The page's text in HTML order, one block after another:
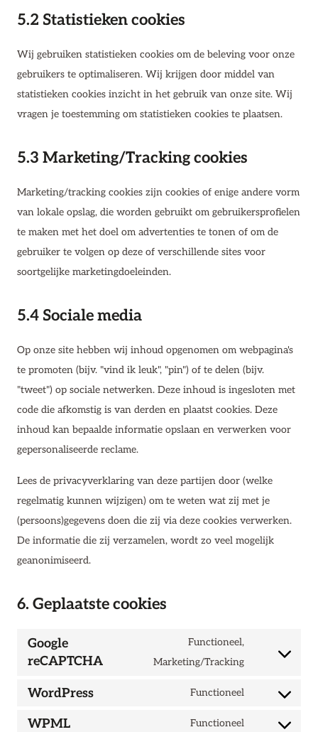
5.2 Statistieken cookies
Wij gebruiken statistieken cookies om de beleving voor onze
gebruikers te optimaliseren. Wij krijgen door middel van
statistieken cookies inzicht in het gebruik van onze site. Wij
vragen je toestemming om statistieken cookies te plaatsen.
5.3 Marketing/Tracking cookies
Marketing/tracking cookies zijn cookies of enige andere vorm
van lokale opslag, die worden gebruikt om gebruikersprofielen
te maken met het doel om advertenties te tonen of om de
gebruiker te volgen op deze of verschillende sites voor
soortgelijke marketingdoeleinden.
5.4 Sociale media
Op onze site hebben wij inhoud opgenomen om webpagina's
te promoten (bijv. "vind ik leuk", "pin") of te delen (bijv.
"tweet") op sociale netwerken. Deze inhoud is ingesloten met
code die afkomstig is van derden en plaatst cookies. Deze
inhoud kan bepaalde informatie opslaan en verwerken voor
gepersonaliseerde reclame.
Lees de privacyverklaring van deze partijen door (welke
regelmatig kunnen wijzigen) om te weten wat zij met je
(persoons)gegevens doen die zij via deze cookies verwerken.
De informatie die zij verzamelen, wordt zo veel mogelijk
geanonimiseerd.
6. Geplaatste cookies
Google
reCAPTCHA
Functioneel,
Marketing/Tracking
Consent
service
google-
WordPress Functioneel
Consent
WPML Functioneel